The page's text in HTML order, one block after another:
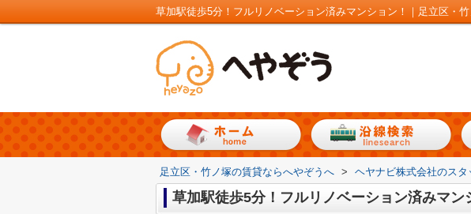
草加駅徒歩5分！フルリノベーション済みマンション！｜足立区・
足立区・竹ノ塚の賃貸ならへやぞうへ > ヘヤナビ株式会社のス
草加駅徒歩5分！フルリノベーション済みマン